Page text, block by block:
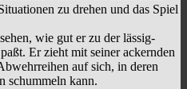
zu drehen und das Spiel
wie gut er zu der lässig-
Er zieht mit seiner ackernden
auf sich, in deren
schummeln kann.